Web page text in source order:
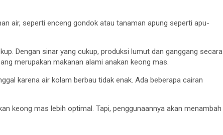
air, seperti enceng gondok atau tanaman apung seperti apu-
Dengan sinar yang cukup, produksi lumut dan ganggang secara
merupakan makanan alami anakan keong mas.
karena air kolam berbau tidak enak. Ada beberapa cairan
keong mas lebih optimal. Tapi, penggunaannya akan menambah